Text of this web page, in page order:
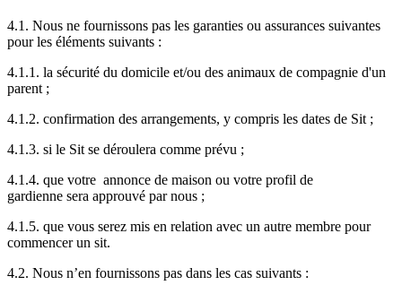
4.1. Nous ne fournissons pas les garanties ou assurances suivantes
pour les éléments suivants :
4.1.1. la sécurité du domicile et/ou des animaux de compagnie d'un
parent ;
4.1.2. confirmation des arrangements, y compris les dates de Sit ;
4.1.3. si le Sit se déroulera comme prévu ;
4.1.4. que votre annonce de maison ou votre profil de
gardienne sera approuvé par nous ;
4.1.5. que vous serez mis en relation avec un autre membre pour
commencer un sit.
4.2. Nous n’en fournissons pas dans les cas suivants :